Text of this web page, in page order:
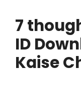
7
ID
Kaise